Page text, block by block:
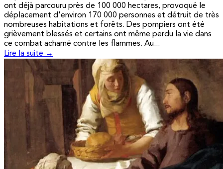
ont déjà parcouru près de 100 000 hectares, provoqué le
déplacement d'environ 170 000 personnes et détruit de très
nombreuses habitations et forêts. Des pompiers ont été
grièvement blessés et certains ont même perdu la vie dans
ce combat acharné contre les flammes. Au...
Lire la suite →